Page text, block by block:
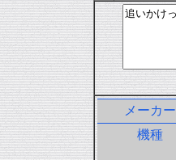
メーカー
機種